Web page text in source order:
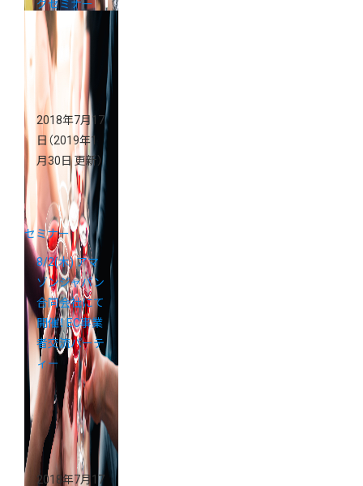
グセミナー
2018年7月17
日 （2019年1
月30日 更新）
セミナー
8/2(木) アマ
ゾンジャパン
合同会社にて
開催！ EC事業
者交流パーテ
ィー
2018年7月17